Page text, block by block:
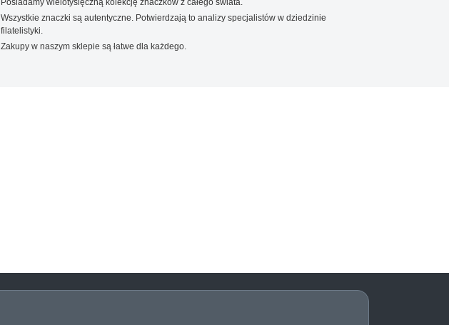
Wszystkie znaczki są autentyczne. Potwierdzają to analizy specjalistów w dziedzinie
filatelistyki.
Zakupy w naszym sklepie są łatwe dla każdego.